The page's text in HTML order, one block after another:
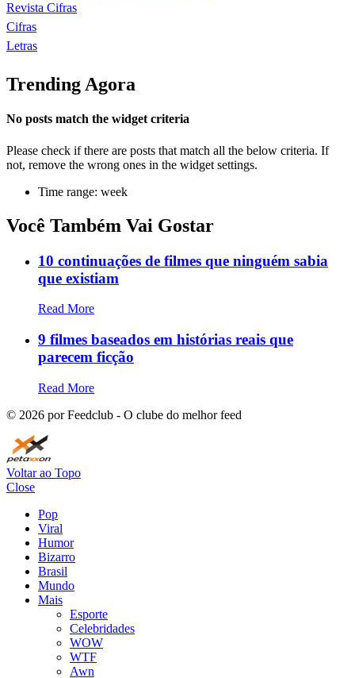
Revista Cifras
Cifras
Letras
Trending Agora
No posts match the widget criteria
Please check if there are posts that match all the below criteria. If
not, remove the wrong ones in the widget settings.
Time range: week
Você Também Vai Gostar
10 continuações de filmes que ninguém sabia
que existiam
Read More
9 filmes baseados em histórias reais que
parecem ficção
Read More
© 2026 por Feedclub - O clube do melhor feed
Voltar ao Topo
Close
Pop
Viral
Humor
Bizarro
Brasil
Mundo
Mais
Esporte
Celebridades
WOW
WTF
Awn